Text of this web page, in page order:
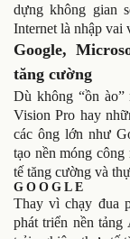
dựng không gian
Internet là nhập vai
Google,
tăng cường
Dù không “ồn
Vision Pro hay
các ông lớn như
tạo nền móng
tế tăng cường và
GOOGLE
Thay vì chạy đua
phát triển nền